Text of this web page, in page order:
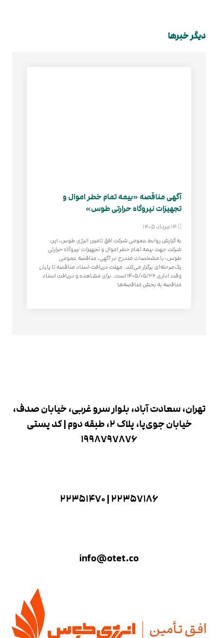
دیگر خبرها
آگهی مناقصه «بیمه تمام خطر اموال و
تجهیزات نیروگاه حرارتی طوس»
به گزارش روابط عمومی شرکت افق تامین انرژی طوس، این
شرکت جهت بيمه تمام خطر اموال و تجهيزات نيروگاه حرارتی
طوس، با مشخصات مندرج در آگهی، مناقصه عمومی
یک‌مرحله‌ای برگزار می‌کند. مهلت دریافت اسناد مناقصه تا پایان
وقت اداری ۱۴۰۵/۰۵/۲۶ است. برای مشاهده و دریافت اسناد
مناقصه به بخش مناقصه‌ها
تهران، سعادت آباد، بلوار سرو غربی، خیابان صدف،
خیابان جوی‌پا، پلاک 2، طبقه دوم | کد پستی
1998797876
۲۲۳۵۷۱۸۶ | ۲۲۳۵۱۴۷۰
info@otet.co